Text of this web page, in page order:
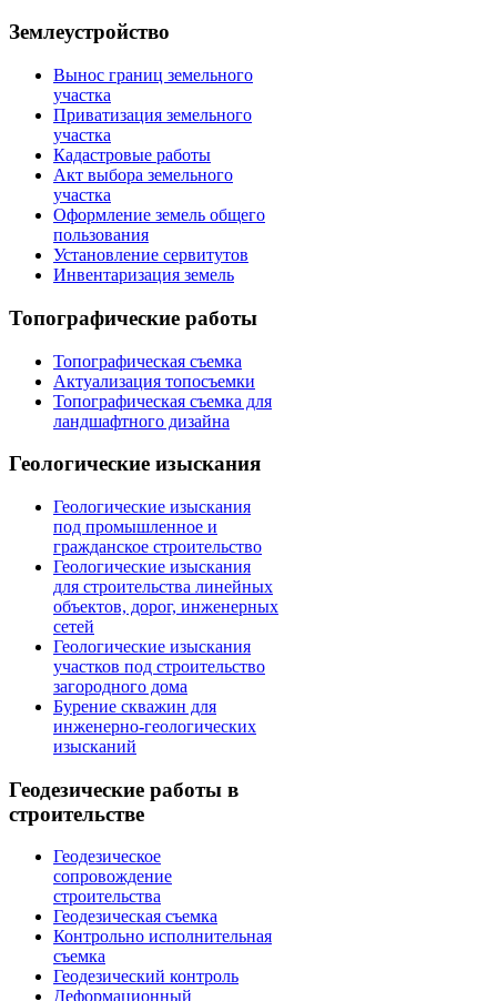
Землеустройство
Вынос границ земельного
участка
Приватизация земельного
участка
Кадастровые работы
Акт выбора земельного
участка
Оформление земель общего
пользования
Установление сервитутов
Инвентаризация земель
Топографические работы
Топографическая съемка
Актуализация топосъемки
Топографическая съемка для
ландшафтного дизайна
Геологические изыскания
Геологические изыскания
под промышленное и
гражданское строительство
Геологические изыскания
для строительства линейных
объектов, дорог, инженерных
сетей
Геологические изыскания
участков под строительство
загородного дома
Бурение скважин для
инженерно-геологических
изысканий
Геодезические работы в
строительстве
Геодезическое
сопровождение
строительства
Геодезическая съемка
Контрольно исполнительная
съемка
Геодезический контроль
Деформационный